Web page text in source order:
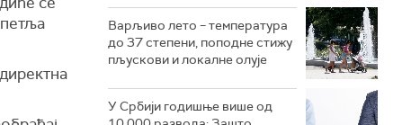
Варљиво лето – температура
до 37 степени, поподне стижу
пљускови и локалне олује
У Србији годишње више од